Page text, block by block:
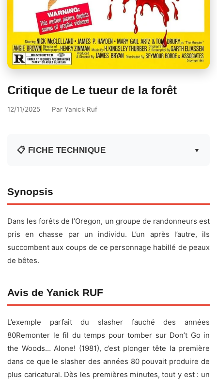
Critique de Le tueur de la forêt
12/11/2025 Par Yanick Ruf
📋 FICHE TECHNIQUE ▼
Réalisateur :James Bryan
Jack McClelland, Mary Gail Artz, Angie Brown,
Ken Carter, James P. Hayden, David Barth, Larry Roupe,
Amy Martell, Tom Drury, Paul Michael Thorpe
Durée :1h21
États-Unis
Synopsis
Dans les forêts de l’Oregon, un groupe de randonneurs est
pris en chasse par un individu. L’un après l’autre, ils
succombent aux coups de ce personnage habillé de peaux
de bêtes.
Avis de Yanick RUF
L’exemple parfait du slasher fauché des années
80Remonter le fil du temps pour tomber sur Don’t Go in
the Woods… Alone! (1981), c’est plonger tête la première
dans ce que le slasher des années 80 pouvait produire de
plus caricatural. Dès les premières minutes, tout y est : un